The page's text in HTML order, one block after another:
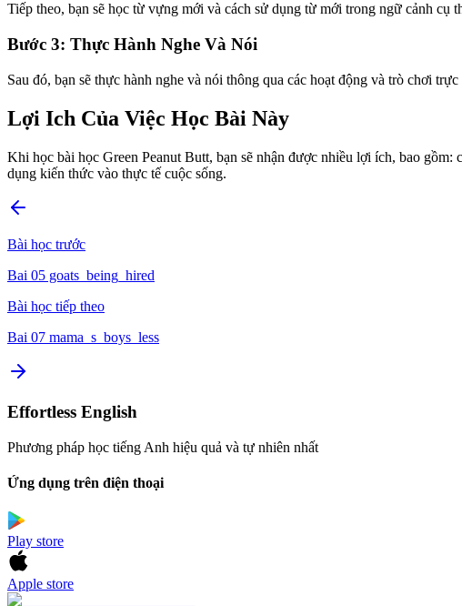
Tiếp theo, bạn sẽ học từ vựng mới và cách sử dụng từ mới trong ngữ cảnh
Bước 3: Thực Hành Nghe Và Nói
Sau đó, bạn sẽ thực hành nghe và nói thông qua các hoạt động và trò chơi
Lợi Ich Của Việc Học Bài Này
Khi học bài học Green Peanut Butt, bạn sẽ nhận được nhiều lợi ích, bao
dụng kiến thức vào thực tế cuộc sống.
Bài học trước
Bai 05 goats_being_hired
Bài học tiếp theo
Bai 07 mama_s_boys_less
Effortless English
Phương pháp học tiếng Anh hiệu quả và tự nhiên nhất
Ứng dụng trên điện thoại
Play store
Apple store